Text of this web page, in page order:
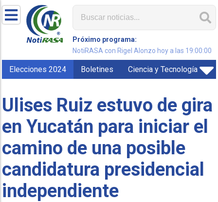
Próximo programa:
NotiRASA con Rigel Alonzo hoy a las 19:00:00
Elecciones 2024 Boletines Ciencia y Tecnología
Ulises Ruiz estuvo de gira
en Yucatán para iniciar el
camino de una posible
candidatura presidencial
independiente